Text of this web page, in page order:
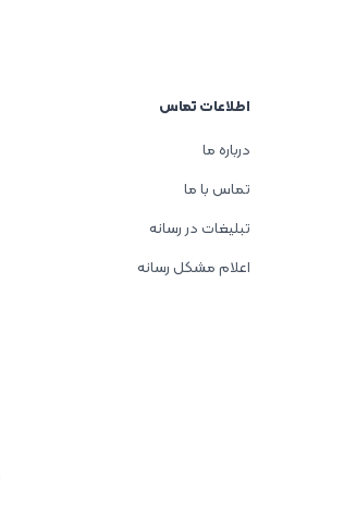
اطلاعات تماس
درباره ما
تماس با ما
تبلیغات در رسانه
اعلام مشکل رسانه